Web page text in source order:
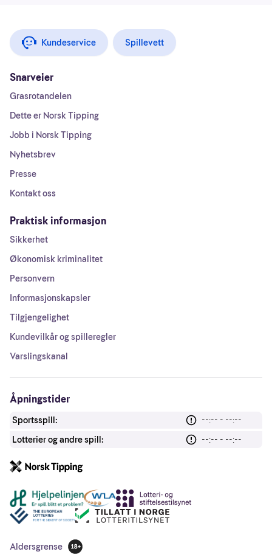
Kundeservice Spillevett
Snarveier
Grasrotandelen
Dette er Norsk Tipping
Jobb i Norsk Tipping
Nyhetsbrev
Presse
Kontakt oss
Praktisk informasjon
Sikkerhet
Økonomisk kriminalitet
Personvern
Informasjonskapsler
Tilgjengelighet
Kundevilkår og spilleregler
Varslingskanal
Åpningstider
Sportsspill:
--:-- - --:--
Lotterier og andre spill:
--:-- - --:--
Andre lenker
Aldersgrense
18 år